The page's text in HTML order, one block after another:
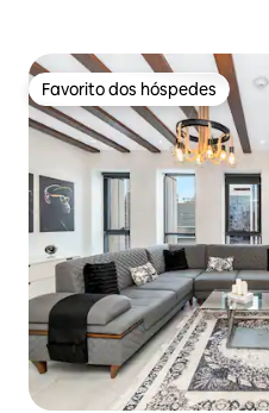
Favorito dos hóspedes
Favorito dos hóspedes